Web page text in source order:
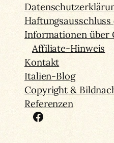
Informationen über
Affiliate-Hinweis
Kontakt
Italien-Blog
Copyright &
Referenzen
Facebook